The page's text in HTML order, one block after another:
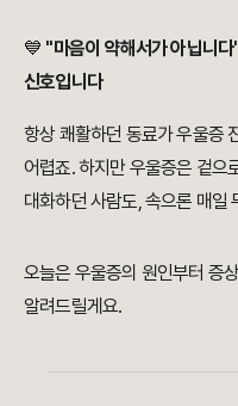
💙 "마음이 약해서가 아닙니
신호입니다
항상 쾌활하던 동료가 우울증
어렵죠. 하지만 우울증은 겉으
대화하던 사람도, 속으론 매일
오늘은 우울증의 원인부터 증
알려드릴게요.